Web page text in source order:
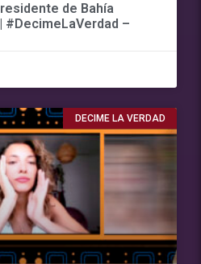
de Bahía
#DecimeLaVerdad –
DECIME LA VERDAD